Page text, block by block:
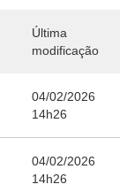
Última
modificação
04/02/2026
14h26
04/02/2026
14h26